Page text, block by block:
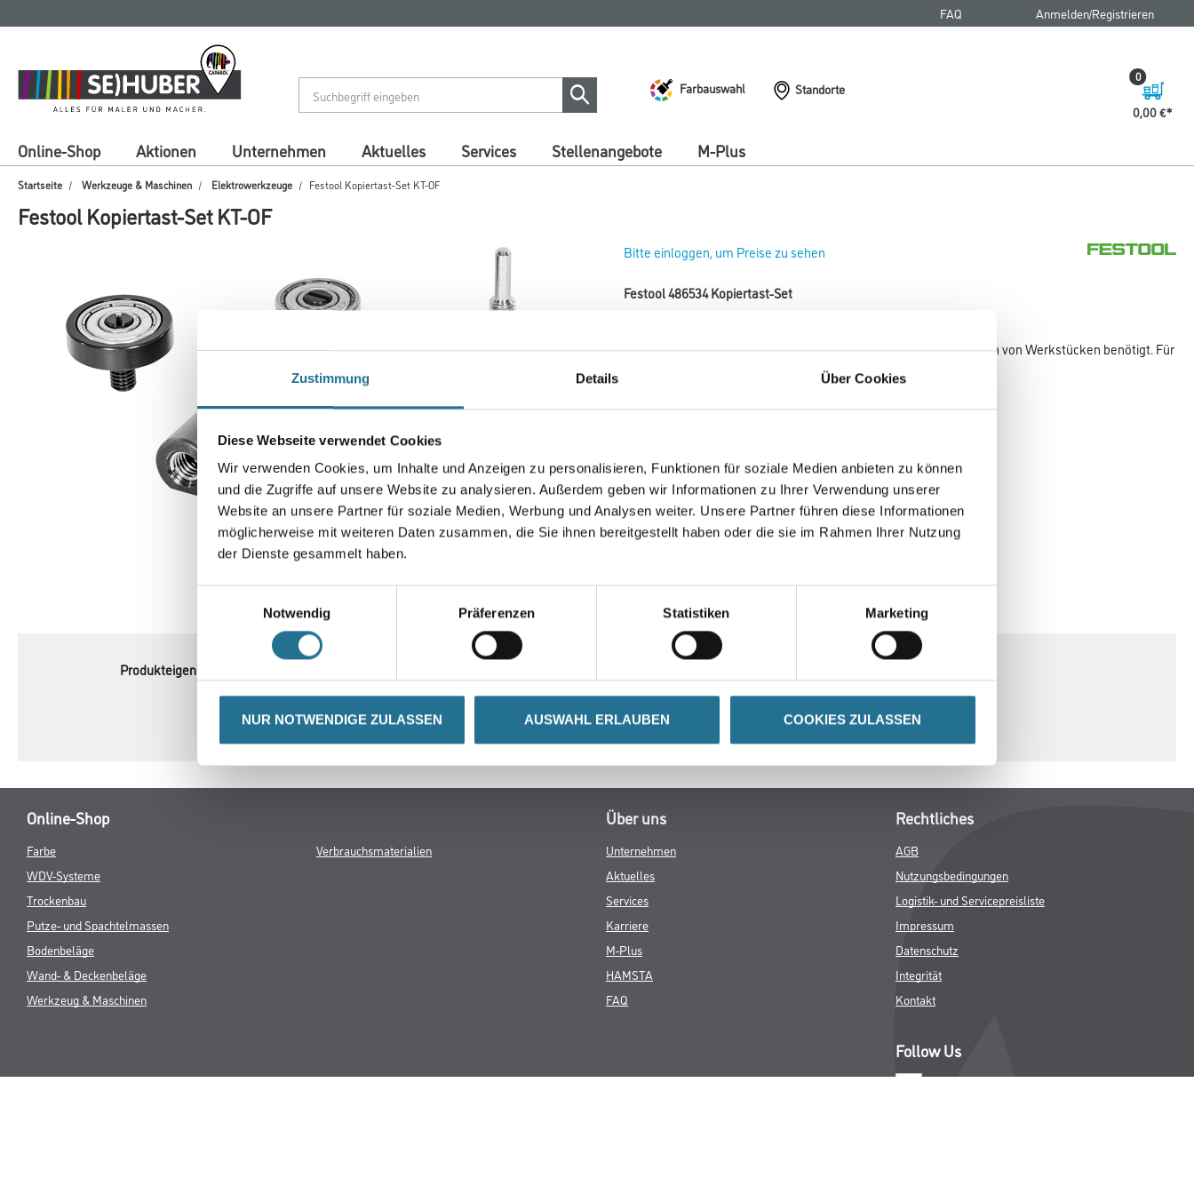
Zustimmung Details Über Cookies
Diese Webseite verwendet Cookies
Wir verwenden Cookies, um Inhalte und Anzeigen zu personalisieren, Funktionen für soziale Medien anbieten zu können
und die Zugriffe auf unsere Website zu analysieren. Außerdem geben wir Informationen zu Ihrer Verwendung unserer
Website an unsere Partner für soziale Medien, Werbung und Analysen weiter. Unsere Partner führen diese Informationen
möglicherweise mit weiteren Daten zusammen, die Sie ihnen bereitgestellt haben oder die sie im Rahmen Ihrer Nutzung
der Dienste gesammelt haben.
Notwendig
Präferenzen Statistiken Marketing
NUR NOTWENDIGE ZULASSEN AUSWAHL ERLAUBEN COOKIES ZULASSEN
springen
springen
FAQ Anmelden/Registrieren
Farbauswahl
Standorte
0,00 €
0
Online-Shop Aktionen Unternehmen Aktuelles Services Stellenangebote M-Plus
Startseite Werkzeuge & Maschinen Elektrowerkzeuge Festool Kopiertast-Set KT-OF
Festool Kopiertast-Set KT-OF
Bitte einloggen, um Preise zu sehen
Festool 486534 Kopiertast-Set
Kopiertast-Set KT-OF und Winkelarm WA-OF werden zum Kopieren von Werkstücken benötigt. Für
CURRENT
TAB:
PRODUKTEIGENSCHAFTEN ZUSATZINFOS GEFAHRENHINWEISE
Produkteigenschaft
Online-Shop
Farbe
WDV-Systeme
Trockenbau
Putze- und Spachtelmassen
Bodenbeläge
Wand- & Deckenbeläge
Werkzeug & Maschinen
Verbrauchsmaterialien
Über uns
Unternehmen
Aktuelles
Services
Karriere
M-Plus
HAMSTA
FAQ
Rechtliches
AGB
Nutzungsbedingungen
Logistik- und Servicepreisliste
Impressum
Datenschutz
Integrität
Kontakt
Follow Us